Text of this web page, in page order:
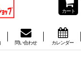
カート
問い合わせ カレンダー